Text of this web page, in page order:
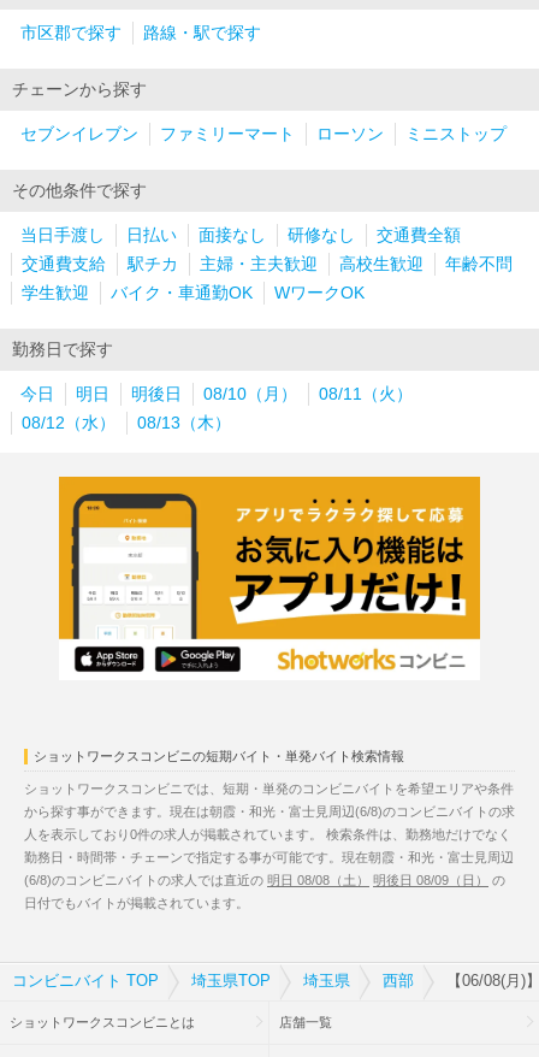
市区郡で探す 路線・駅で探す
チェーンから探す
セブンイレブン ファミリーマート ローソン ミニストップ
その他条件で探す
当日手渡し 日払い 面接なし 研修なし
交通費全額
交通費支給
駅チカ 主婦・主夫歓迎 高校生歓迎
年齢不問
学生歓迎
バイク・車通勤OK WワークOK
勤務日で探す
今日 明日 明後日 08/10（月）
08/11（火）
08/12（水）
08/13（木）
ショットワークスコンビニの短期バイト・単発バイト検索情報
ショットワークスコンビニでは、短期・単発のコンビニバイトを希望エリアや条件
から探す事ができます。現在は朝霞・和光・富士見周辺(6/8)のコンビニバイトの求
人を表示しており0件の求人が掲載されています。 検索条件は、勤務地だけでなく
勤務日・時間帯・チェーンで指定する事が可能です。現在朝霞・和光・富士見周辺
(6/8)のコンビニバイトの求人では直近の 明日 08/08（土） 明後日 08/09（日）
の
日付でもバイトが掲載されています。
コンビニバイト TOP 埼玉県TOP 埼玉県 西部 【06/08(月)
ショットワークスコンビニとは 店舗一覧